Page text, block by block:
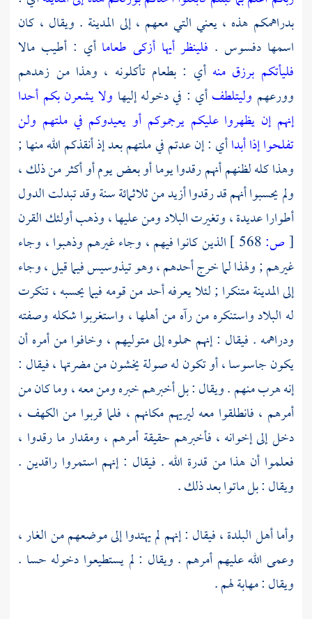
بدراهمكم هذه ، يعني التي معهم ، إلى المدينة . ويقال ، كان
اسمها دفسوس . فلينظر أيها أزكى طعاماأي : أطيب مالا
فليأتكم برزق منهأي : بطعام تأكلونه ، وهذا من زهدهم
وورعهم وليتلطفأي : في دخوله إليها ولا يشعرن بكم أحدا
إنهم إن يظهروا عليكم يرجموكم أو يعيدوكم في ملتهم ولن
تفلحوا إذا أبداأي : إن عدتم في ملتهم بعد إذ أنقذكم الله منها ;
وهذا كله لظنهم أنهم رقدوا يوما أو بعض يوم أو أكثر من ذلك ،
ولم يحسبوا أنهم قد رقدوا أزيد من ثلاثمائة سنة وقد تبدلت الدول
أطوارا عديدة ، وتغيرت البلاد ومن عليها ، وذهب أولئك القرن
[ص:
الذين كانوا فيهم ، وجاء غيرهم وذهبوا ، وجاء
غيرهم ; ولهذا لما خرج أحدهم ، وهوتيذوسيسفيما قيل ، وجاء
إلى المدينة متنكرا ; لئلا يعرفه أحد من قومه فيما يحسبه ، تنكرت
له البلاد واستنكره من رآه من أهلها ، واستغربوا شكله وصفته
ودراهمه . فيقال : إنهم حملوه إلى متوليهم ، وخافوا من أمره أن
يكون جاسوسا ، أو تكون له صولة يخشون من مضرتها ، فيقال :
إنه هرب منهم . ويقال : بل أخبرهم خبره ومن معه ، وما كان من
أمرهم ، فانطلقوا معه ليريهم مكانهم ، فلما قربوا من الكهف ،
دخل إلى إخوانه ، فأخبرهم حقيقة أمرهم ، ومقدار ما رقدوا ،
فعلموا أن هذا من قدرة الله . فيقال : إنهم استمروا راقدين .
ويقال : بل ماتوا بعد ذلك .
وأما أهل البلدة ، فيقال : إنهم لم يهتدوا إلى موضعهم من الغار ،
وعمى الله عليهم أمرهم . ويقال : لم يستطيعوا دخوله حسا .
ويقال : مهابة لهم .